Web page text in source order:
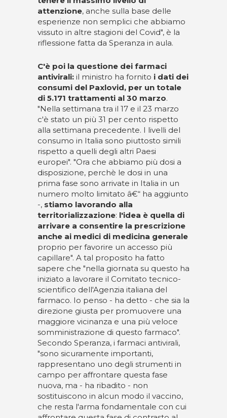
attenzione, anche sulla base delle
esperienze non semplici che abbiamo
vissuto in altre stagioni del Covid", è la
riflessione fatta da Speranza in aula.
C'è poi la questione dei farmaci
antivirali: il ministro ha fornito i dati dei
consumi del Paxlovid, per un totale
di 5.171 trattamenti al 30 marzo.
"Nella settimana tra il 17 e il 23 marzo
c'è stato un più 31 per cento rispetto
alla settimana precedente. I livelli del
consumo in Italia sono piuttosto simili
rispetto a quelli degli altri Paesi
europei". "Ora che abbiamo più dosi a
disposizione, perchè le dosi in una
prima fase sono arrivate in Italia in un
numero molto limitato â€“ ha aggiunto
-, stiamo lavorando alla
territorializzazione: l'idea è quella di
arrivare a consentire la prescrizione
anche ai medici di medicina generale
proprio per favorire un accesso più
capillare". A tal proposito ha fatto
sapere che "nella giornata su questo ha
iniziato a lavorare il Comitato tecnico-
scientifico dell'Agenzia italiana del
farmaco. Io penso - ha detto - che sia la
direzione giusta per promuovere una
maggiore vicinanza e una più veloce
somministrazione di questo farmaco".
Secondo Speranza, i farmaci antivirali,
"sono sicuramente importanti,
rappresentano uno degli strumenti in
campo per affrontare questa fase
nuova, ma - ha ribadito - non
sostituiscono in alcun modo il vaccino,
che resta l'arma fondamentale con cui